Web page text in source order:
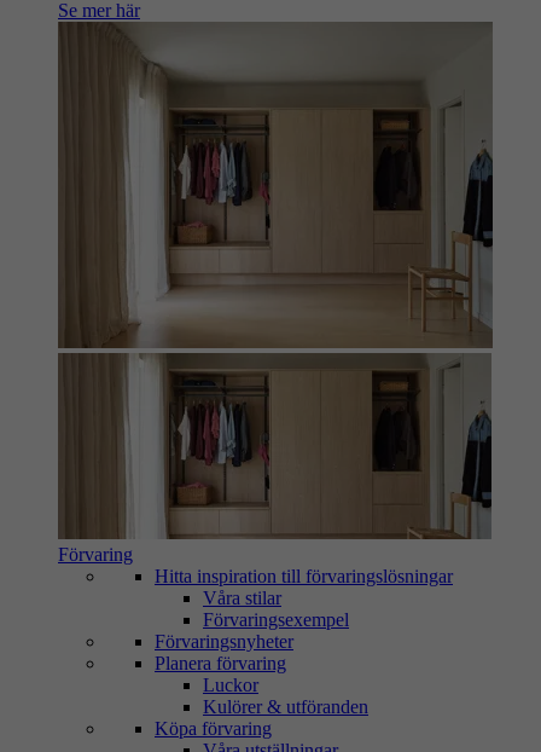
Se mer här
Förvaring
Hitta inspiration till förvaringslösningar
Våra stilar
Förvaringsexempel
Förvaringsnyheter
Planera förvaring
Luckor
Kulörer & utföranden
Köpa förvaring